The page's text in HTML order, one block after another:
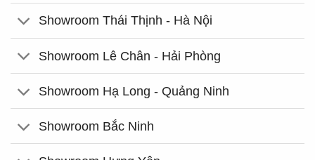
Showroom Thái Thịnh - Hà Nội
Showroom Lê Chân - Hải Phòng
Showroom Hạ Long - Quảng Ninh
Showroom Bắc Ninh